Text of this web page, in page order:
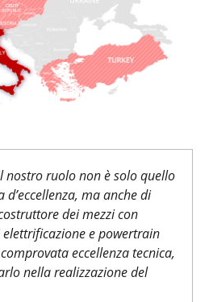
nostro ruolo non è solo quello
ma anche di
dei mezzi con
elettrificazione e powertrain
eccellenza tecnica,
nella realizzazione del